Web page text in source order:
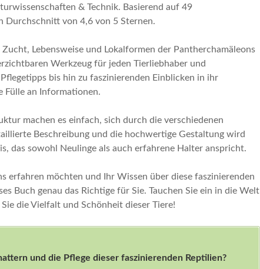
& Technik. Basierend auf 49
Durchschnitt von 4,6 von 5 Sternen.
Lebensweise und Lokalformen ⁤der Pantherchamäleons
Werkzeug für⁢ jeden Tierliebhaber und
bis ​hin⁣ zu faszinierenden Einblicken in ihr
Fülle an ⁤Informationen.
machen es einfach, sich ⁢durch die verschiedenen
Beschreibung ‌und die hochwertige Gestaltung wird
das sowohl⁤ Neulinge ​als auch erfahrene Halter anspricht.
erfahren möchten und Ihr Wissen über diese faszinierenden
Buch genau ⁢das‍ Richtige für Sie.⁢ Tauchen Sie ein⁢ in die Welt
die Vielfalt und Schönheit ‍dieser Tiere!
und die Pflege dieser faszinierenden Reptilien?